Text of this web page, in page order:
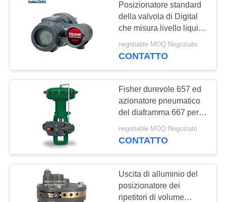
CHIEDI UN
PREVENTIVO
DEL
INFORMATIVA
SULLA
PRIVACY
Posizionatore standard
della valvola di Digital
che misura livello liquido
con i sensori livellati
negotiable MOQ:Negoziato
CONTATTO
Fisher durevole 657 ed
azionatore pneumatico
del diaframma 667 per la
valvola di regolazione
negotiable MOQ:Negoziato
CONTATTO
Uscita di alluminio del
posizionatore dei
ripetitori di volume